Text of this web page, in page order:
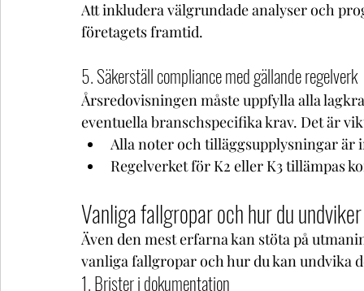
Att inkludera välgrundade analyser och
företagets framtid.
5. Säkerställ compliance med gällande regelverk
Årsredovisningen måste uppfylla alla
eventuella branschspecifika krav. Det är
Alla noter och tilläggsupplysningar är
Regelverket för K2 eller K3 tillämpas
Vanliga fallgropar och hur du
Även den mest erfarna kan stöta på
vanliga fallgropar och hur du kan undvika
1. Brister i dokumentation